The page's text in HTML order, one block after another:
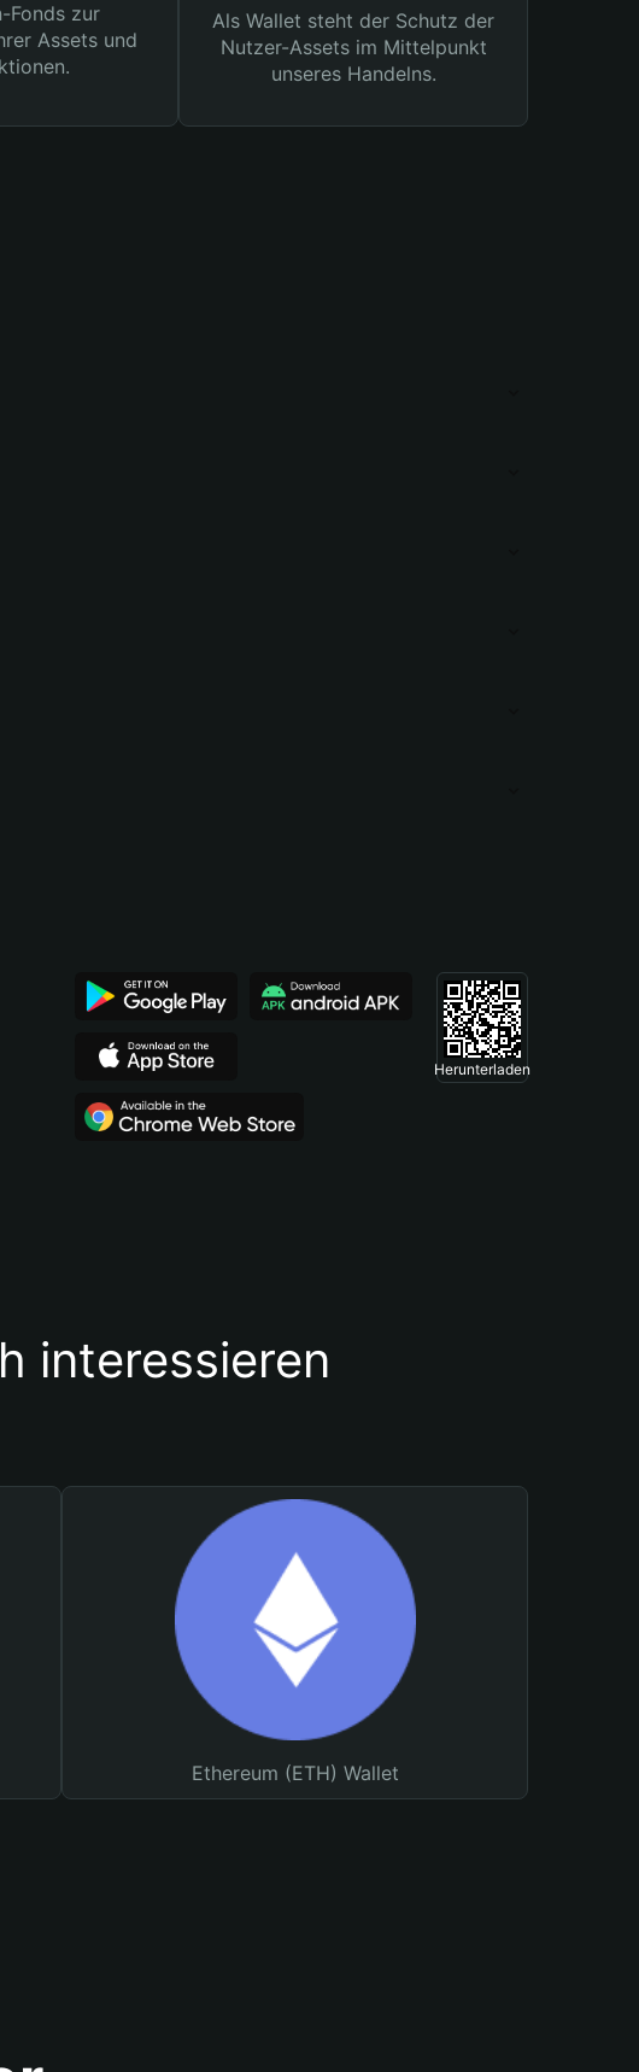
Fonds zur
Assets und
Als Wallet steht der Schutz der
Nutzer-Assets im Mittelpunkt
unseres Handelns.
Herunterladen
interessieren
Ethereum (ETH) Wallet